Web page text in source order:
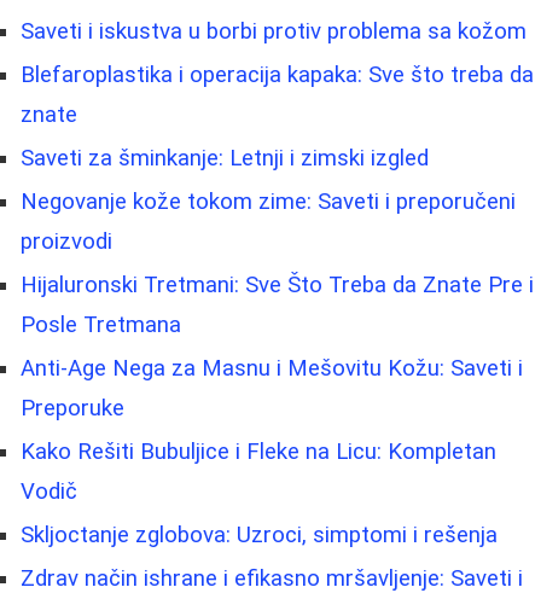
Saveti i iskustva u borbi protiv problema sa kožom
Blefaroplastika i operacija kapaka: Sve što treba da
znate
Saveti za šminkanje: Letnji i zimski izgled
Negovanje kože tokom zime: Saveti i preporučeni
proizvodi
Hijaluronski Tretmani: Sve Što Treba da Znate Pre i
Posle Tretmana
Anti-Age Nega za Masnu i Mešovitu Kožu: Saveti i
Preporuke
Kako Rešiti Bubuljice i Fleke na Licu: Kompletan
Vodič
Skljoctanje zglobova: Uzroci, simptomi i rešenja
Zdrav način ishrane i efikasno mršavljenje: Saveti i